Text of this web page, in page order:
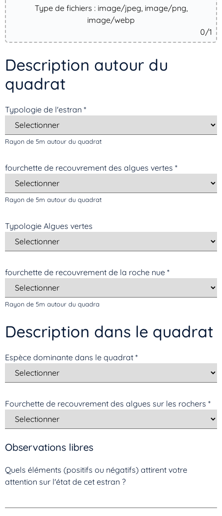
Type de fichiers : image/jpeg, image/png,
image/webp
0/1
Description autour du
quadrat
Typologie de l'estran *
Rayon de 5m autour du quadrat
fourchette de recouvrement des algues vertes *
Rayon de 5m autour du quadrat
Typologie Algues vertes
fourchette de recouvrement de la roche nue *
Rayon de 5m autour du quadra
Description dans le quadrat
Espèce dominante dans le quadrat *
Fourchette de recouvrement des algues sur les rochers *
Observations libres
Quels éléments (positifs ou négatifs) attirent votre
attention sur l'état de cet estran ?
Vous n’êtes pas encore inscrit à Biolit ?
Inscrivez-vous dès maintenant